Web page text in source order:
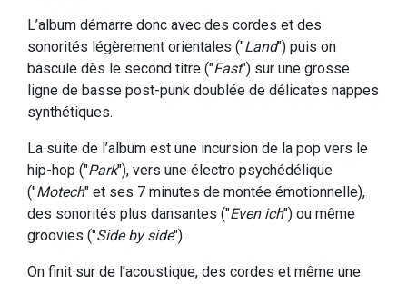
L’album démarre donc avec des cordes et des
sonorités légèrement orientales ("Land") puis on
bascule dès le second titre ("Fast") sur une grosse
ligne de basse post-punk doublée de délicates nappes
synthétiques.
La suite de l’album est une incursion de la pop vers le
hip-hop ("Park"), vers une électro psychédélique
("Motech" et ses 7 minutes de montée émotionnelle),
des sonorités plus dansantes ("Even ich") ou même
groovies ("Side by side").
On finit sur de l’acoustique, des cordes et même une